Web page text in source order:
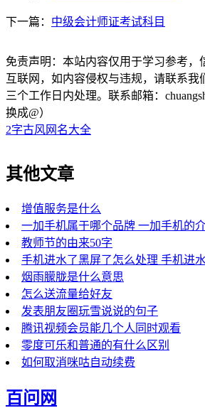
下一篇： 中级会计师证考试科目
免责声明：本站内容仅用于学习参考，
互联网，如内容侵权与违规，请联系我
三个工作日内处理。联系邮箱：
换成@）
2字古风网名大全
其他文章
增值服务是什么
一加手机属于哪个品牌 一加手机的
教师节的由来50字
手机进水了黑屏了怎么处理 手机进
烟雨朦胧是什么意思
怎么送流量给好友
发表朋友圈玩雪说说的句子
腾讯视频会员能几个人同时观看
零度可乐和普通的有什么区别
如何取消咪咕自动续费
百问网